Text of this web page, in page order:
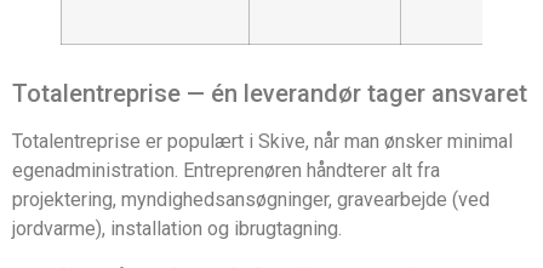
Totalentreprise — én leverandør tager ansvaret
Totalentreprise er populært i Skive, når man ønsker minimal
egenadministration. Entreprenøren håndterer alt fra
projektering, myndighedsansøgninger, gravearbejde (ved
jordvarme), installation og ibrugtagning.